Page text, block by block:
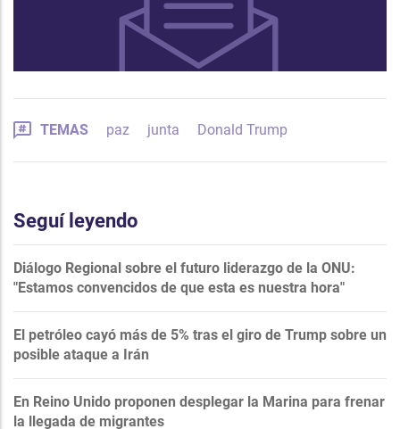
TEMAS paz junta Donald Trump
Seguí leyendo
Diálogo Regional sobre el futuro liderazgo de la ONU:
"Estamos convencidos de que esta es nuestra hora"
El petróleo cayó más de 5% tras el giro de Trump sobre un
posible ataque a Irán
En Reino Unido proponen desplegar la Marina para frenar
la llegada de migrantes